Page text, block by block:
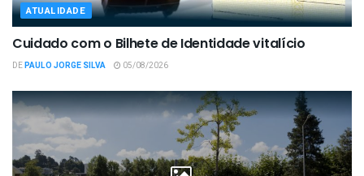
ATUALIDADE
Cuidado com o Bilhete de Identidade vitalício
DEPAULO JORGE SILVA 05/08/2026